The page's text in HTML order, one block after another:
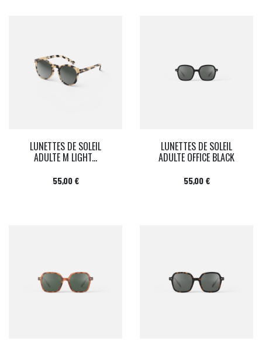
LUNETTES DE SOLEIL
ADULTE M LIGHT...
Prix
55,00 €
LUNETTES DE SOLEIL
ADULTE OFFICE BLACK
Prix
55,00 €